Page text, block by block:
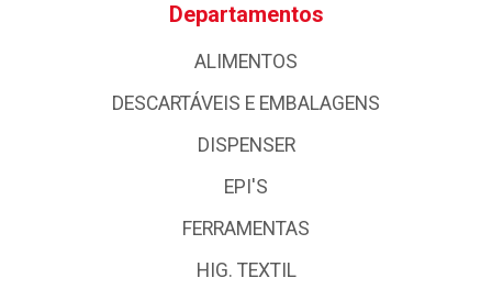
Departamentos
ALIMENTOS
DESCARTÁVEIS E EMBALAGENS
DISPENSER
EPI'S
FERRAMENTAS
HIG. TEXTIL